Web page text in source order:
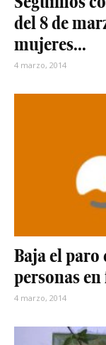
del 8 de
mujeres...
4 marzo, 2014
Baja el paro
personas
4 marzo, 2014